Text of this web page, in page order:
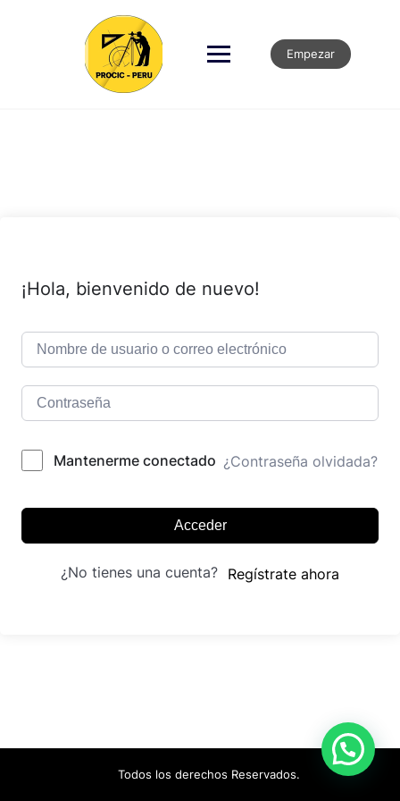
Empezar
¡Hola, bienvenido de nuevo!
Mantenerme conectado ¿Contraseña olvidada?
Acceder
¿No tienes una cuenta? Regístrate ahora
Todos los derechos Reservados.